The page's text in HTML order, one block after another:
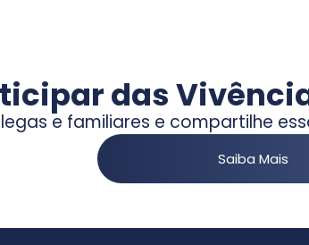
das
e familiares e compartilhe
Saiba Mais